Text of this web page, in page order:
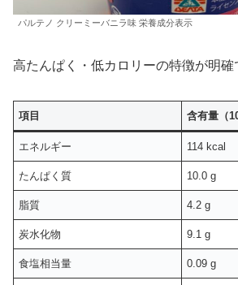
パルテノ クリーミーバニラ味 栄養成分表示
高たんぱく・低カロリーの特徴が明確
項目 含有量（
エネルギー 114 kcal
たんぱく質 10.0 g
脂質 4.2 g
炭水化物 9.1 g
食塩相当量 0.09 g